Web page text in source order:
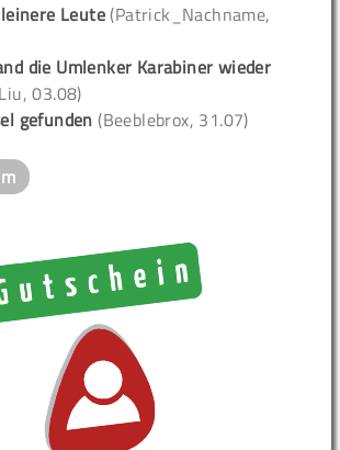
Leute (Patrick_Nachname,
die Umlenker Karabiner wieder
03.08)
gefunden (Beeblebrox, 31.07)